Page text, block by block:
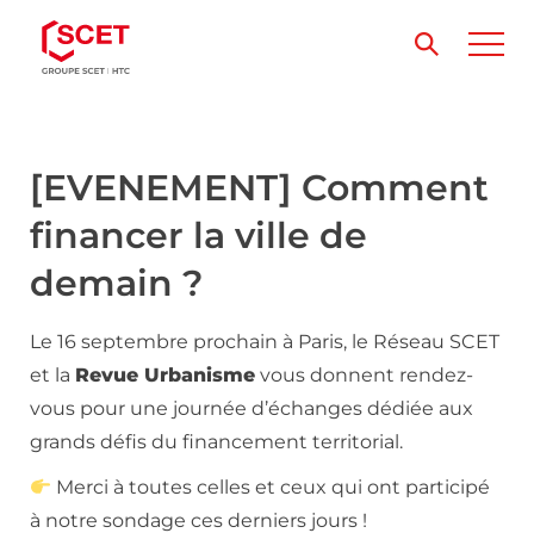
[EVENEMENT] Comment
financer la ville de
demain ?
Le 16 septembre prochain à Paris, le Réseau SCET
et la Revue Urbanisme vous donnent rendez-
vous pour une journée d’échanges dédiée aux
grands défis du financement territorial.
Merci à toutes celles et ceux qui ont participé
à notre sondage ces derniers jours !